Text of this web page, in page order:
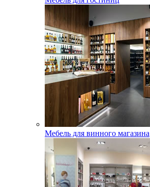
Мебель для винного магазина